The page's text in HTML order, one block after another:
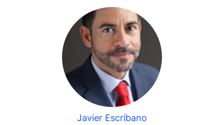
Javier Escribano